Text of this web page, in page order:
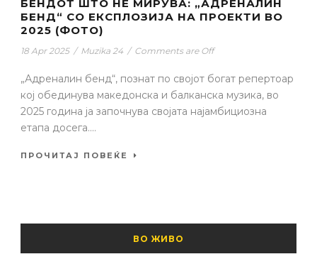
БЕНДОТ ШТО НЕ МИРУВА: „АДРЕНАЛИН
БЕНД“ СО ЕКСПЛОЗИЈА НА ПРОЕКТИ ВО
2025 (ФОТО)
18 Apr 2025 / Muzika 24 / Comments are Off
„Адреналин бенд“, познат по својот богат репертоар
кој обединува македонска и балканска музика, во
2025 година ја започнува својата најамбициозна
етапа досега....
ПРОЧИТАЈ ПОВЕЌЕ
ВО ЖИВО